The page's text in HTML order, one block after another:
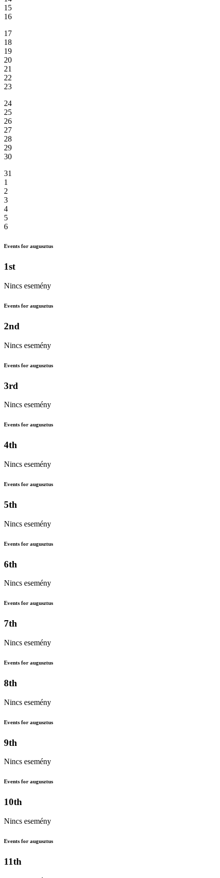
15
16
17
18
19
20
21
22
23
24
25
26
27
28
29
30
31
1
2
3
4
5
6
Events for augusztus
1st
Nincs esemény
Events for augusztus
2nd
Nincs esemény
Events for augusztus
3rd
Nincs esemény
Events for augusztus
4th
Nincs esemény
Events for augusztus
5th
Nincs esemény
Events for augusztus
6th
Nincs esemény
Events for augusztus
7th
Nincs esemény
Events for augusztus
8th
Nincs esemény
Events for augusztus
9th
Nincs esemény
Events for augusztus
10th
Nincs esemény
Events for augusztus
11th